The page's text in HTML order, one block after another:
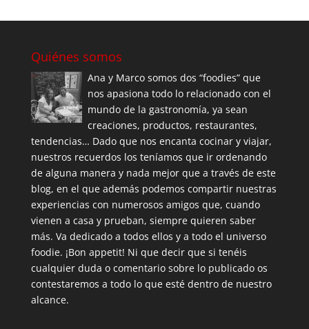
Quiénes somos
Ana y Marco somos dos “foodies” que
nos apasiona todo lo relacionado con el
mundo de la gastronomía, ya sean
creaciones, productos, restaurantes,
tendencias… Dado que nos encanta cocinar y viajar,
nuestros recuerdos los teníamos que ir ordenando
de alguna manera y nada mejor que a través de este
blog, en el que además podemos compartir nuestras
experiencias con numerosos amigos que, cuando
vienen a casa y prueban, siempre quieren saber
más. Va dedicado a todos ellos y a todo el universo
foodie. ¡Bon appetit! Ni que decir que si tenéis
cualquier duda o comentario sobre lo publicado os
contestaremos a todo lo que esté dentro de nuestro
alcance.